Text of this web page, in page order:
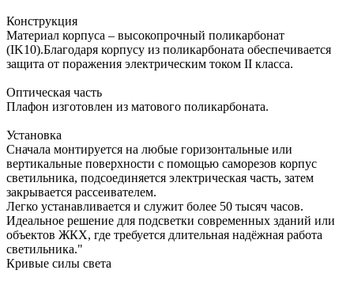
Конструкция
Материал корпуса – высокопрочный поликарбонат
(IK10).Благодаря корпусу из поликарбоната обеспечивается
защита от поражения электрическим током II класса.
Оптическая часть
Плафон изготовлен из матового поликарбоната.
Установка
Сначала монтируется на любые горизонтальные или
вертикальные поверхности c помощью саморезов корпус
светильника, подсоединяется электрическая часть, затем
закрывается рассеивателем.
Легко устанавливается и служит более 50 тысяч часов.
Идеальное решение для подсветки современных зданий или
объектов ЖКХ, где требуется длительная надёжная работа
светильника."
Кривые силы света